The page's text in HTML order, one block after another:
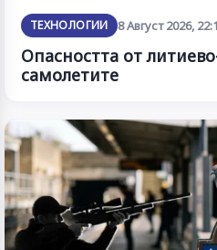
ТЕХНОЛОГИИ 8 Август 2026,
Опасността от
самолетите